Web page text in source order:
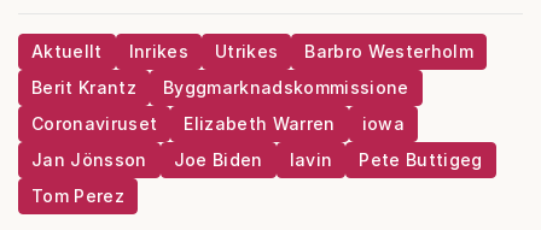
Aktuellt Inrikes Utrikes
Barbro Westerholm
Berit Krantz
Byggmarknadskommissione
Coronaviruset
Elizabeth Warren
iowa
Jan Jönsson
Joe Biden lavin
Pete Buttigeg
Tom Perez